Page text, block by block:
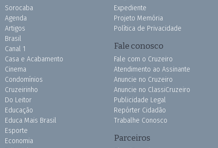
Sorocaba
Agenda
Artigos
Brasil
Canal 1
Casa e Acabamento
Cinema
Condomínios
Cruzeirinho
Do Leitor
Educação
Educa Mais Brasil
Esporte
Economia
Expediente
Projeto Memória
Política de Privacidade
Fale conosco
Fale com o Cruzeiro
Atendimento ao Assinante
Anuncie no Cruzeiro
Anuncie no ClassiCruzeiro
Publicidade Legal
Repórter Cidadão
Trabalhe Conosco
Parceiros